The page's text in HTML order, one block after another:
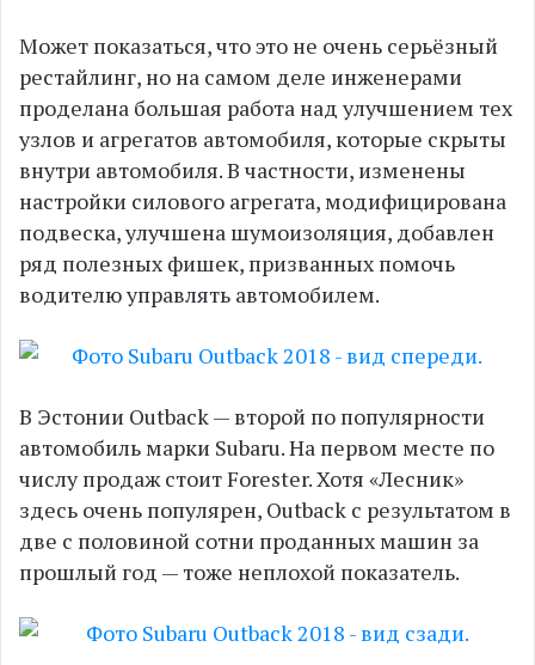
Может показаться, что это не очень серьёзный
рестайлинг, но на самом деле инженерами
проделана большая работа над улучшением тех
узлов и агрегатов автомобиля, которые скрыты
внутри автомобиля. В частности, изменены
настройки силового агрегата, модифицирована
подвеска, улучшена шумоизоляция, добавлен
ряд полезных фишек, призванных помочь
водителю управлять автомобилем.
В Эстонии Outback — второй по популярности
автомобиль марки Subaru. На первом месте по
числу продаж стоит Forester. Хотя «Лесник»
здесь очень популярен, Outback с результатом в
две с половиной сотни проданных машин за
прошлый год — тоже неплохой показатель.